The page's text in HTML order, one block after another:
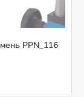
PPN_116